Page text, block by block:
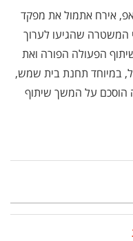
אירח אתמול את מפקד
המשטרה שהגיעו לערוך
הפעולה הפורה ואת
במיוחד תחנת בית שמש,
הוסכם על המשך שיתוף